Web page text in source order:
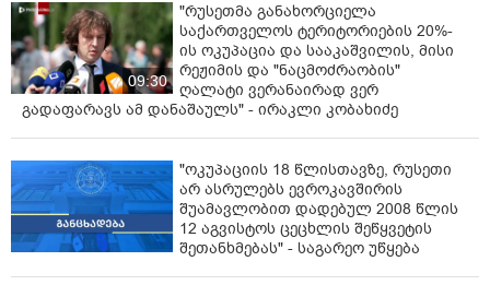
09:30
"რუსეთმა განახორციელა
საქართველოს ტერიტორიების 20%-
ის ოკუპაცია და სააკაშვილის, მისი
რეჟიმის და "ნაცმოძრაობის"
ღალატი ვერანაირად ვერ
გადაფარავს ამ დანაშაულს" - ირაკლი კობახიძე
"ოკუპაციის 18 წლისთავზე, რუსეთი
არ ასრულებს ევროკავშირის
შუამავლობით დადებულ 2008 წლის
12 აგვისტოს ცეცხლის შეწყვეტის
შეთანხმებას" - საგარეო უწყება